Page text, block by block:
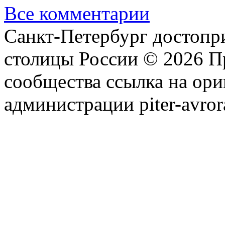
Все комментарии
Санкт-Петербург
столицы России © 2026
сообщества ссылка на
администрации piter-